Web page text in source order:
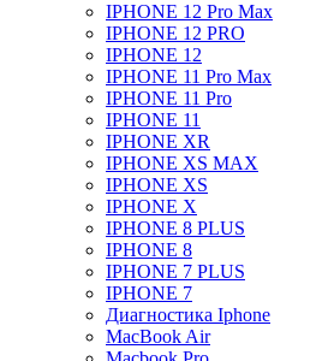
IPHONE 12 Pro Max
IPHONE 12 PRO
IPHONE 12
IPHONE 11 Pro Max
IPHONE 11 Pro
IPHONE 11
IPHONE XR
IPHONE XS MAX
IPHONE XS
IPHONE X
IPHONE 8 PLUS
IPHONE 8
IPHONE 7 PLUS
IPHONE 7
Диагностика Iphone
MacBook Air